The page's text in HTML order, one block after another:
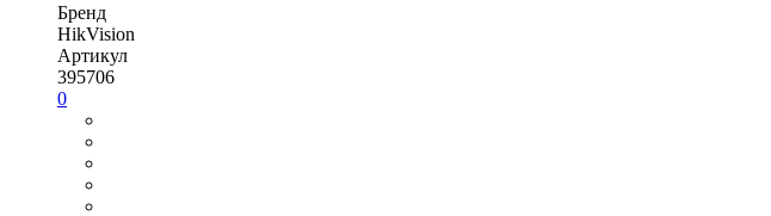
Бренд
HikVision
Артикул
395706
0